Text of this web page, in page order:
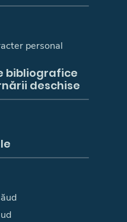
personal
bibliografice
deschise